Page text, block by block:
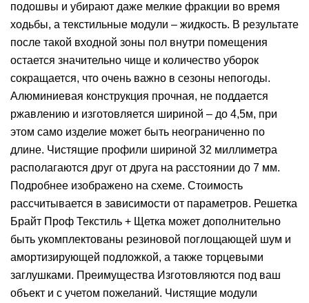
подошвы и убирают даже мелкие фракции во время
ходьбы, а текстильные модули – жидкость. В результате
после такой входной зоны пол внутри помещения
остается значительно чище и количество уборок
сокращается, что очень важно в сезоны непогоды.
Алюминиевая конструкция прочная, не поддается
ржавлению и изготовляется шириной – до 4,5м, при
этом само изделие может быть неограниченно по
длине. Чистящие профили шириной 32 миллиметра
располагаются друг от друга на расстоянии до 7 мм.
Подробнее изображено на схеме. Стоимость
рассчитывается в зависимости от параметров. Решетка
Брайт Проф Текстиль + Щетка может дополнительно
быть укомплектованы резиновой поглощающей шум и
амортизирующей подложкой, а также торцевыми
заглушками. Преимущества Изготовляются под ваш
объект и с учетом пожеланий. Чистящие модули